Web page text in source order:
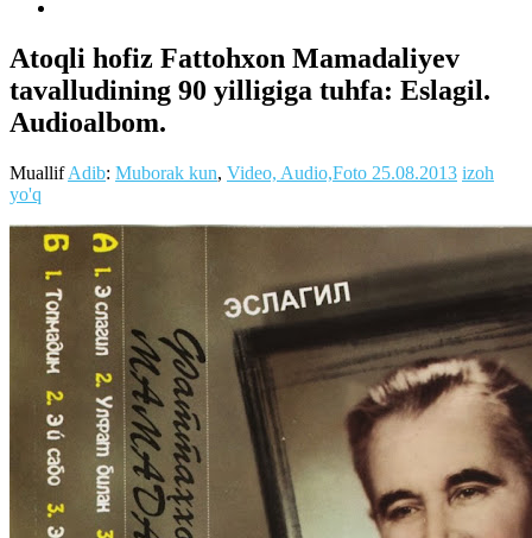
Atoqli hofiz Fattohxon Mamadaliyev
tavalludining 90 yilligiga tuhfa: Eslagil.
Audioalbom.
MuallifAdib: Muborak kun, Video, Audio,Foto 25.08.2013 izoh
yo'q